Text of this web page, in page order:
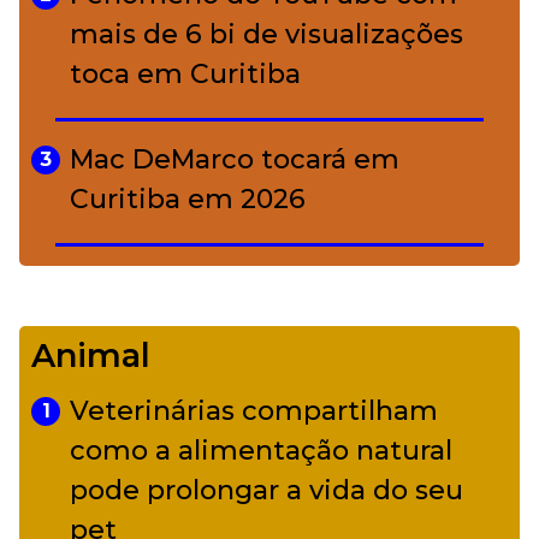
mais de 6 bi de visualizações
toca em Curitiba
3
Mac DeMarco tocará em
Curitiba em 2026
Camerata tem repertório
diverso a partir de R$ 17
Adriana Calcanhotto retoma
alter ego infantil para show em
Curitiba
Animal
1
Veterinárias compartilham
como a alimentação natural
pode prolongar a vida do seu
pet